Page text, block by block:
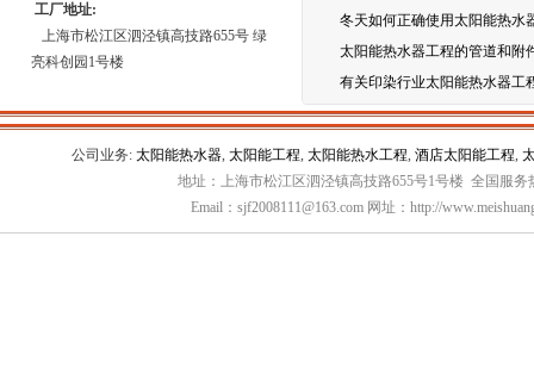
工厂地址:
上海市松江区泗泾镇高技路655号 绿
亮科创园1号楼
冬天如何正确使用太阳能热水
太阳能热水器工程的管道和附
有关印染行业太阳能热水器工
公司业务: 太阳能热水器, 太阳能工程, 太阳能热水工程, 酒店太阳能工程,
地址：上海市松江区泗泾镇高技路655号1号楼 全国服务
Email：sjf2008111@163.com 网址：http://